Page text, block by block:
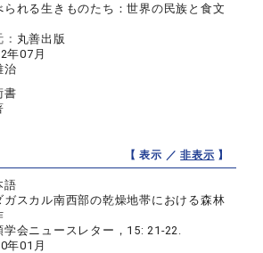
られる生きものたち：世界の民族と食文
丸善出版
年07月
書
【 表示 ／非表示 】
語
ガスカル南西部の乾燥地帯における森林
学会ニュースレター，15: 21-22.
年01月